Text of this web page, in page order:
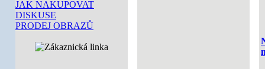
JAK NAKUPOVAT
DISKUSE
PRODEJ OBRAZŮ